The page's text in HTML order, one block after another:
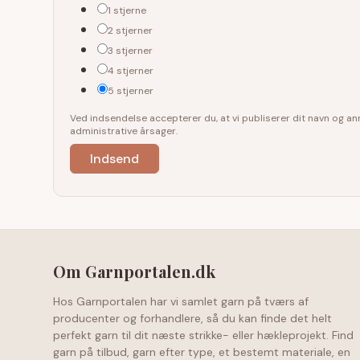
1 stjerne
2 stjerner
3 stjerner
4 stjerner
5 stjerner
Ved indsendelse accepterer du, at vi publiserer dit navn og
administrative årsager.
Om Garnportalen.dk
Hos Garnportalen har vi samlet garn på tværs af
producenter og forhandlere, så du kan finde det helt
perfekt garn til dit næste strikke- eller hækleprojekt. Find
garn på tilbud, garn efter type, et bestemt materiale, en